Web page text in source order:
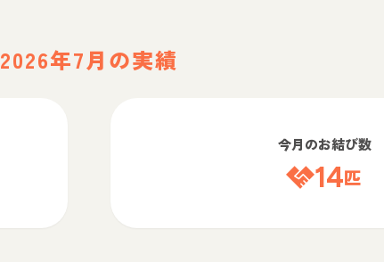
2026年7月の実績
今月のお結び数
14匹